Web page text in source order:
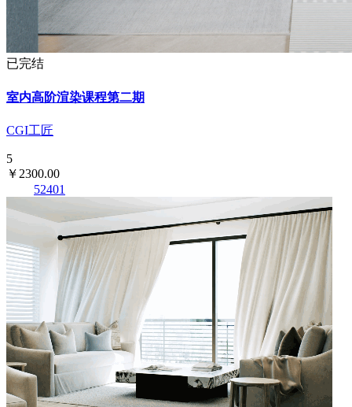
已完结
室内高阶渲染课程第二期
CGI工匠
5
￥2300.00
52401